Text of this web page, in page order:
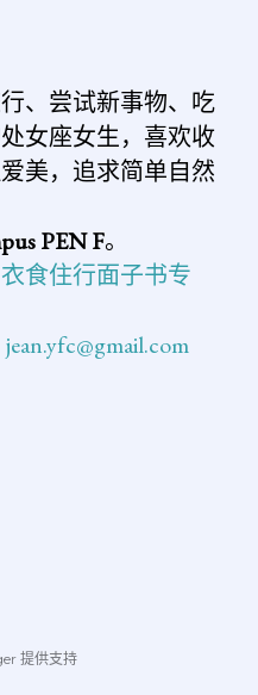
、尝试新事物、吃
女座女生，喜欢收
美，追求简单自然
PEN F。
衣食住行面子书专
jean.yfc@gmail.com
提供支持